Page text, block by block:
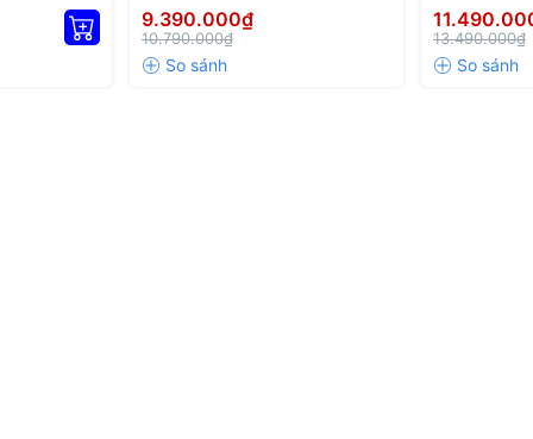
9.390.000₫
10.790.000₫ 13.490.000₫